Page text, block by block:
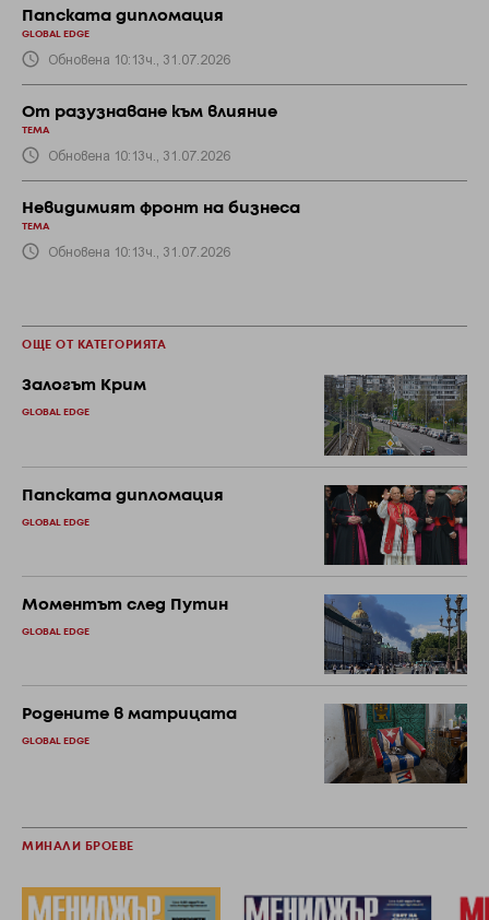
Папската дипломация
GLOBAL EDGE
Обновена 10:13ч., 31.07.2026
От разузнаване към влияние
ТЕМА
Обновена 10:13ч., 31.07.2026
Невидимият фронт на бизнеса
ТЕМА
Обновена 10:13ч., 31.07.2026
ОЩЕ ОТ КАТЕГОРИЯТА
Залогът Крим
GLOBAL EDGE
Папската дипломация
GLOBAL EDGE
Моментът след Путин
GLOBAL EDGE
Родените в матрицата
GLOBAL EDGE
МИНАЛИ БРОЕВЕ